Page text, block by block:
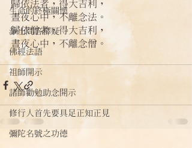
生命的終極關懷
淨土問答釋疑
佛經法語
祖師開示
諸師勸勉助念開示
修行人首先要具足正知正見
彌陀名號之功德
歸依法者，得大吉利，
晝夜心中，不離念法。
歸依僧者，得大吉利，
晝夜心中，不離念僧。